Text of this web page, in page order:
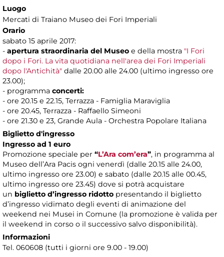
Luogo
Mercati di Traiano Museo dei Fori Imperiali
Orario
sabato 15 aprile 2017:
- apertura straordinaria del Museo e della mostra "I Fori
dopo i Fori. La vita quotidiana nell'area dei Fori Imperiali
dopo l'Antichità" dalle 20.00 alle 24.00 (ultimo ingresso ore
23.00);
- programma concerti:
- ore 20.15 e 22.15, Terrazza - Famiglia Maraviglia
- ore 20.45, Terrazza - Raffaello Simeoni
- ore 21.30 e 23, Grande Aula - Orchestra Popolare Italiana
Biglietto d'ingresso
Ingresso ad 1 euro
Promozione speciale per “L’Ara com’era”, in programma al
Museo dell’Ara Pacis ogni venerdì (dalle 20.15 alle 24.00,
ultimo ingresso ore 23.00) e sabato (dalle 20.15 alle 00.45,
ultimo ingresso ore 23.45) dove si potrà acquistare
un biglietto d’ingresso ridotto presentando il biglietto
d’ingresso vidimato degli eventi di animazione del
weekend nei Musei in Comune (la promozione è valida per
il weekend in corso o il successivo salvo disponibilità).
Informazioni
Tel. 060608 (tutti i giorni ore 9.00 - 19.00)